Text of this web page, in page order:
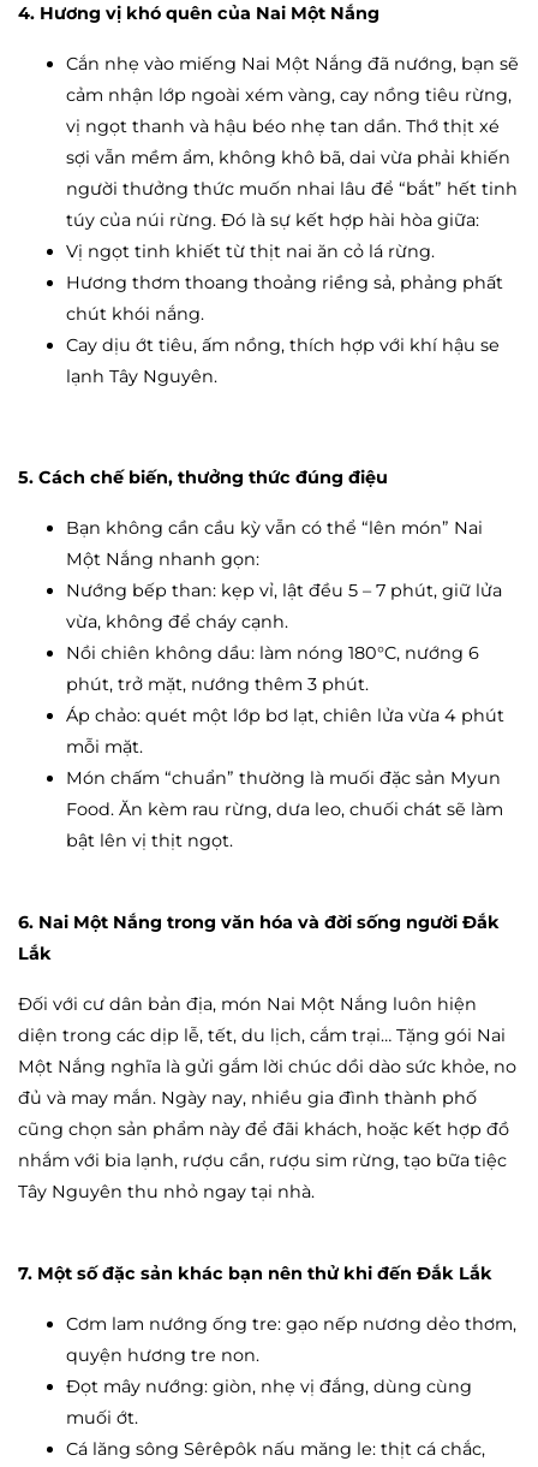
4. Hương vị khó quên của Nai Một Nắng
Cắn nhẹ vào miếng Nai Một Nắng đã nướng, bạn sẽ
cảm nhận lớp ngoài xém vàng, cay nồng tiêu rừng,
vị ngọt thanh và hậu béo nhẹ tan dần. Thớ thịt xé
sợi vẫn mềm ẩm, không khô bã, dai vừa phải khiến
người thưởng thức muốn nhai lâu để “bắt” hết tinh
túy của núi rừng. Đó là sự kết hợp hài hòa giữa:
Vị ngọt tinh khiết từ thịt nai ăn cỏ lá rừng.
Hương thơm thoang thoảng riềng sả, phảng phất
chút khói nắng.
Cay dịu ớt tiêu, ấm nồng, thích hợp với khí hậu se
lạnh Tây Nguyên.
5. Cách chế biến, thưởng thức đúng điệu
Bạn không cần cầu kỳ vẫn có thể “lên món” Nai
Một Nắng nhanh gọn:
Nướng bếp than: kẹp vỉ, lật đều 5 – 7 phút, giữ lửa
vừa, không để cháy cạnh.
Nồi chiên không dầu: làm nóng 180°C, nướng 6
phút, trở mặt, nướng thêm 3 phút.
Áp chảo: quét một lớp bơ lạt, chiên lửa vừa 4 phút
mỗi mặt.
Món chấm “chuẩn” thường là muối đặc sản Myun
Food. Ăn kèm rau rừng, dưa leo, chuối chát sẽ làm
bật lên vị thịt ngọt.
6. Nai Một Nắng trong văn hóa và đời sống người Đắk
Lắk
Đối với cư dân bản địa, món Nai Một Nắng luôn hiện
diện trong các dịp lễ, tết, du lịch, cắm trại… Tặng gói Nai
Một Nắng nghĩa là gửi gắm lời chúc dồi dào sức khỏe, no
đủ và may mắn. Ngày nay, nhiều gia đình thành phố
cũng chọn sản phẩm này để đãi khách, hoặc kết hợp đồ
nhắm với bia lạnh, rượu cần, rượu sim rừng, tạo bữa tiệc
Tây Nguyên thu nhỏ ngay tại nhà.
7. Một số đặc sản khác bạn nên thử khi đến Đắk Lắk
Cơm lam nướng ống tre: gạo nếp nương dẻo thơm,
quyện hương tre non.
Đọt mây nướng: giòn, nhẹ vị đắng, dùng cùng
muối ớt.
Cá lăng sông Sêrêpôk nấu măng le: thịt cá chắc,